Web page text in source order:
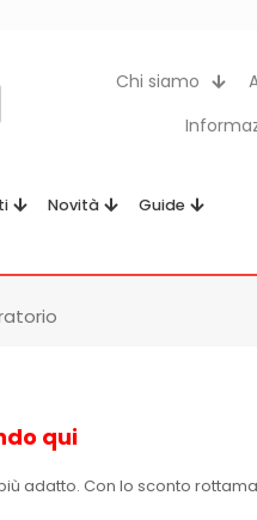
Chi siamo
Novità Guide
qui
adatto. Con lo sconto